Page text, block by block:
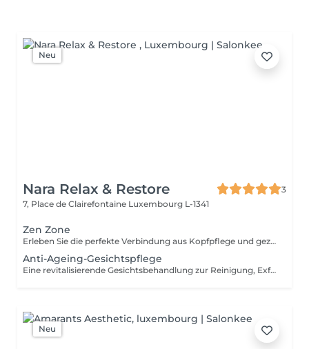
Neu
Nara Relax & Restore
3
7, Place de Clairefontaine Luxembourg L-1341
Zen Zone
Erleben Sie die perfekte Verbindung aus Kopfpflege und gezielter Entspannung des Oberkörpers. Dieses Wohlfühlritual kombiniert ein 60-minütiges Head Spa mit einer 30-minütigen Office-Syndrom Rücken- & Schultermassage, um Verspannungen zu lösen, den Geist zur Ruhe kommen zu lassen und ein tiefes Gefühl der Entspannung zu fördern. Enthalten sind: Head Spa 60 Min. Office-Syndrom Rücken- & Schultermassage 30 Min.
Anti-Ageing-Gesichtspflege
Eine revitalisierende Gesichtsbehandlung zur Reinigung, Exfoliation und Pflege der Haut. Hochwertige Pflegeprodukte werden mit entspannenden Gesichtsmassagetechniken kombiniert, um der Haut ein frisches, gepflegtes und strahlendes Erscheinungsbild zu verleihen.
Neu